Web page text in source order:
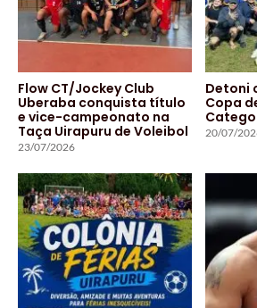
Flow CT/Jockey Club
Uberaba conquista título
e vice-campeonato na
Taça Uirapuru de Voleibol
23/07/2026
Detoni
Copa
20/07/